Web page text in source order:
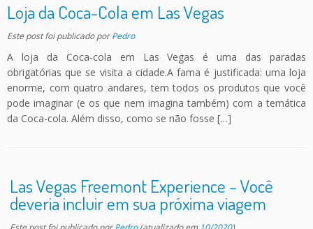
Loja da Coca-Cola em Las Vegas
Este post foi publicadoporPedro
A loja da Coca-cola em Las Vegas é uma das paradas
obrigatórias que se visita a cidade.A fama é justificada: uma loja
enorme, com quatro andares, tem todos os produtos que você
pode imaginar (e os que nem imagina também) com a temática
da Coca-cola. Além disso, como se não fosse […]
Las Vegas Freemont Experience – Você
deveria incluir em sua próxima viagem